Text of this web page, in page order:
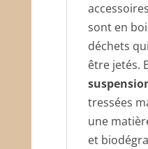
sont en
déchets
être jetés.
tressées
une
et